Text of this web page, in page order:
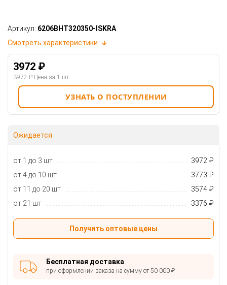
Артикул: 6206BHT320350-ISKRA
Смотреть характеристики
3972 ₽
3972 ₽ Цена за 1 шт
УЗНАТЬ О ПОСТУПЛЕНИИ
Ожидается
от 1 до 3 шт
3972 ₽
от 4 до 10 шт
3773 ₽
от 11 до 20 шт
3574 ₽
от 21 шт
3376 ₽
Получить оптовые цены
Бесплатная доставка
при оформлении заказа на сумму от 50 000 ₽